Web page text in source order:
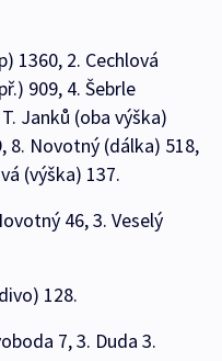
1360, 2. Cechlová
909, 4. Šebrle
Janků (oba výška)
8. Novotný (dálka) 518,
(výška) 137.
46, 3. Veselý
128.
7, 3. Duda 3.